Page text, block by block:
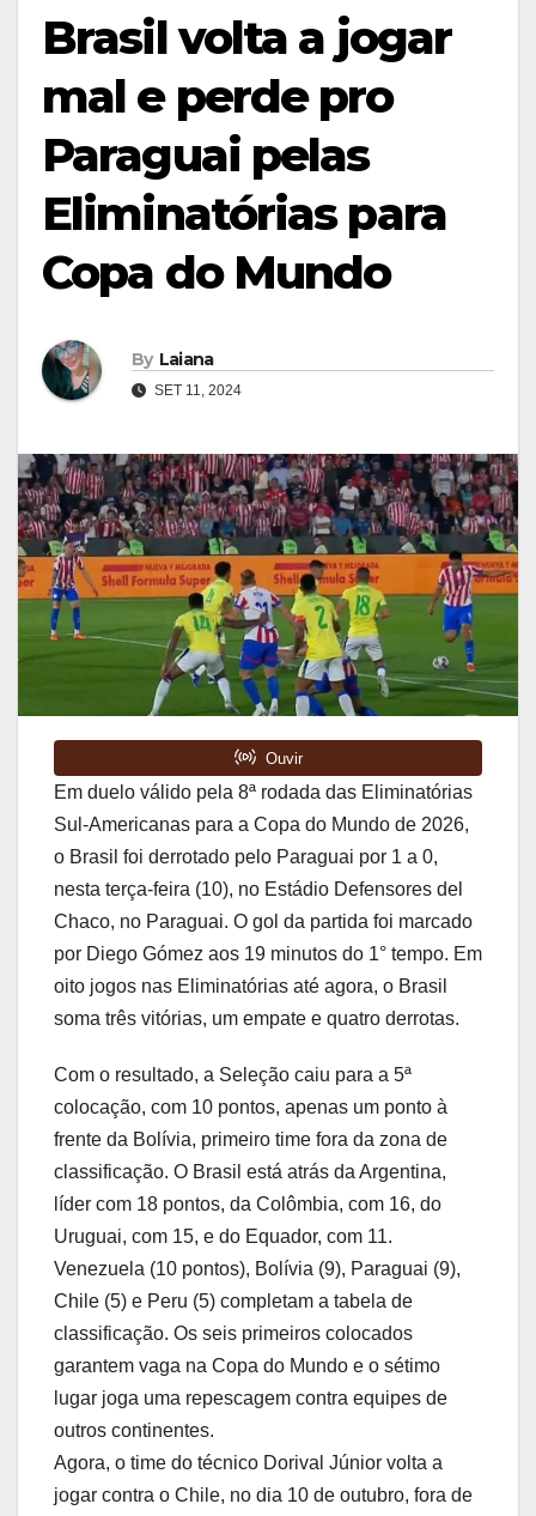
Brasil volta a jogar
mal e perde pro
Paraguai pelas
Eliminatórias para
Copa do Mundo
By Laiana
SET 11, 2024
Em duelo válido pela 8ª rodada das Eliminatórias
Sul-Americanas para a Copa do Mundo de 2026,
o Brasil foi derrotado pelo Paraguai por 1 a 0,
nesta terça-feira (10), no Estádio Defensores del
Chaco, no Paraguai. O gol da partida foi marcado
por Diego Gómez aos 19 minutos do 1° tempo. Em
oito jogos nas Eliminatórias até agora, o Brasil
soma três vitórias, um empate e quatro derrotas.
Com o resultado, a Seleção caiu para a 5ª
colocação, com 10 pontos, apenas um ponto à
frente da Bolívia, primeiro time fora da zona de
classificação. O Brasil está atrás da Argentina,
líder com 18 pontos, da Colômbia, com 16, do
Uruguai, com 15, e do Equador, com 11.
Venezuela (10 pontos), Bolívia (9), Paraguai (9),
Chile (5) e Peru (5) completam a tabela de
classificação. Os seis primeiros colocados
garantem vaga na Copa do Mundo e o sétimo
lugar joga uma repescagem contra equipes de
outros continentes.
Agora, o time do técnico Dorival Júnior volta a
jogar contra o Chile, no dia 10 de outubro, fora de